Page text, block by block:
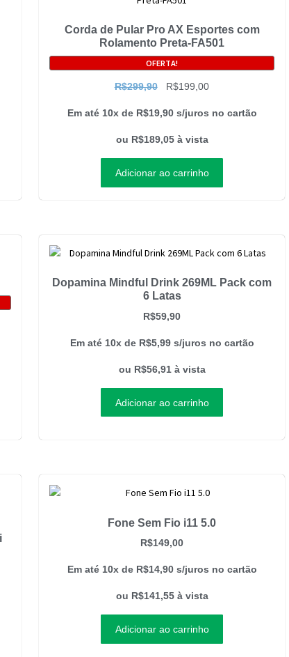
Corda de Pular Pro AX Esportes com
Rolamento Preta-FA501
OFERTA!
R$299,90 R$199,00
Em até 10x de R$19,90 s/juros no cartão
ou R$189,05 à vista
Adicionar ao carrinho
Dopamina Mindful Drink 269ML Pack com
6 Latas
R$59,90
Em até 10x de R$5,99 s/juros no cartão
ou R$56,91 à vista
Adicionar ao carrinho
Fone Sem Fio i11 5.0
R$149,00
Em até 10x de R$14,90 s/juros no cartão
ou R$141,55 à vista
Adicionar ao carrinho